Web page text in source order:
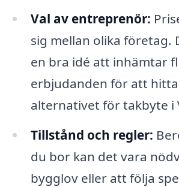
Val av entreprenör:
sig mellan olika företag.
en bra idé att inhämtar
erbjudanden för att
alternativet för takbyte i
Tillstånd och regler:
du bor kan det vara
bygglov eller att följa